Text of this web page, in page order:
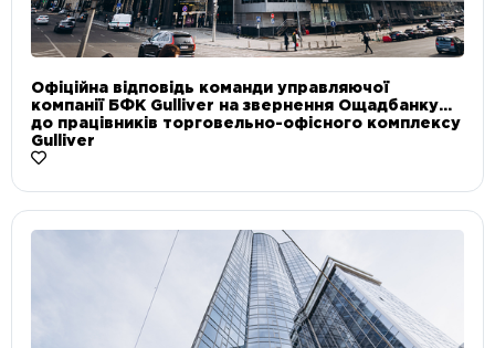
Офіційна відповідь команди управляючої
компанії БФК Gulliver на звернення Ощадбанку
до працівників торговельно-офісного комплексу
Gulliver